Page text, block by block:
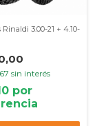
3.00-21 + 4.10-
sin interés